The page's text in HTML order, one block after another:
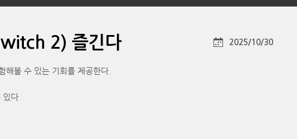
2) 즐긴다 2025/10/30
해볼 수 있는 기회를 제공한다.
있다